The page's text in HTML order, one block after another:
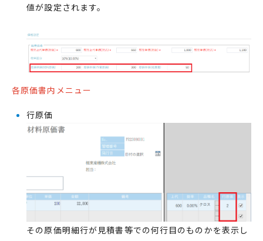
値が設定されます。
各原価書内メニュー
行原価
その原価明細行が見積書等での何行目のものかを表示し